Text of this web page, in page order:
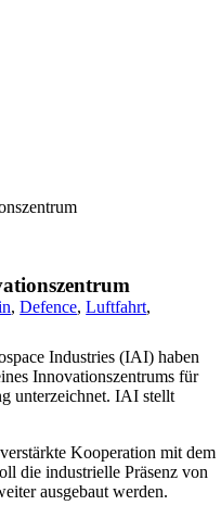
,Defence,Luftfahrt,
Industries (IAI) haben
Innovationszentrums für
unterzeichnet.IAI stellt
Kooperation mit dem
die industrielle Präsenz von
ausgebaut werden.